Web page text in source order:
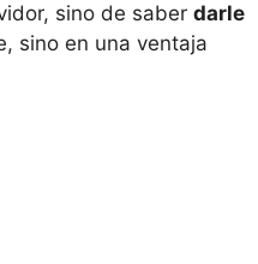
sino de saber darle
sino en una ventaja